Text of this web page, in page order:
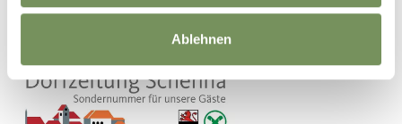
Ablehnen
HERUNTERLADEN